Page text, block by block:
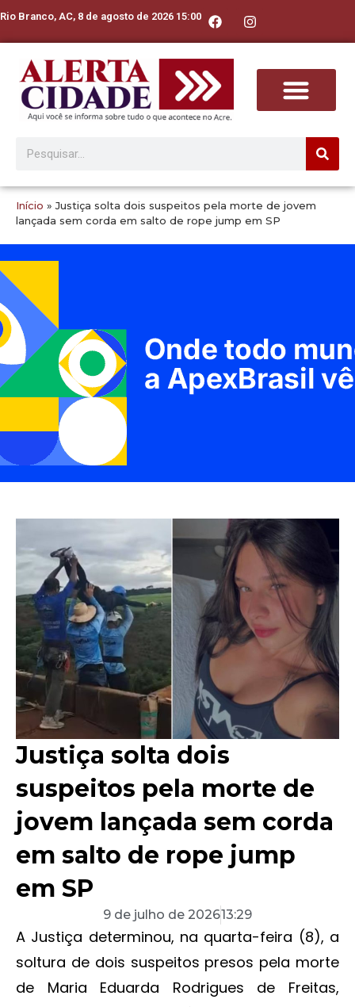
Rio Branco, AC, 8 de agosto de 2026 15:00
Início »Justiça solta dois suspeitos pela morte de jovem
lançada sem corda em salto de rope jump em SP
Justiça solta dois
suspeitos pela morte de
jovem lançada sem corda
em salto de rope jump
em SP
9 de julho de 202613:29
A Justiça determinou, na quarta-feira (8), a
soltura de dois suspeitos presos pela morte
de Maria Eduarda Rodrigues de Freitas,